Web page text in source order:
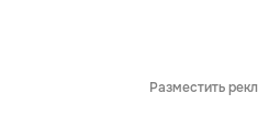
Разместить